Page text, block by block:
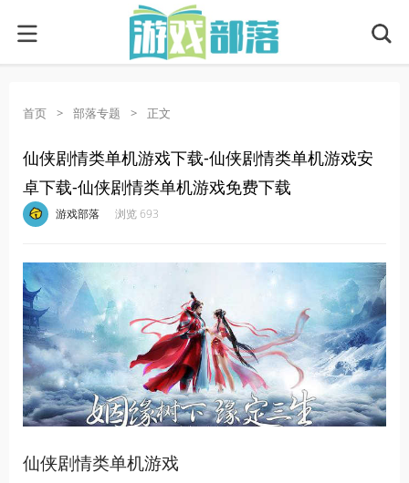
首页 > 部落专题 > 正文
仙侠剧情类单机游戏下载-仙侠剧情类单机游戏安
卓下载-仙侠剧情类单机游戏免费下载
游戏部落 浏览 693
仙侠剧情类单机游戏